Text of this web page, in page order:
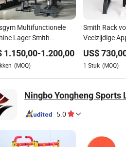
Multifunctionele
Lager Smith
Kabelmachine
Functioneel met
Zware Duty Kracht
1.150,00-1.200,00
(MOQ)
Smith Rack
Veelzijdige
Squats en
Beheersen
US$
1 Stuk (MOQ)
Ningbo Yongheng Sports
5.0